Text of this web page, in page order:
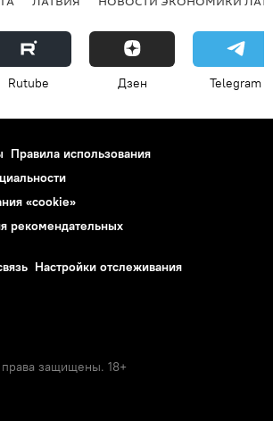
Rutube Дзен Telegram
Правила использования
«cookie»
рекомендательных
Настройки отслеживания
защищены. 18+